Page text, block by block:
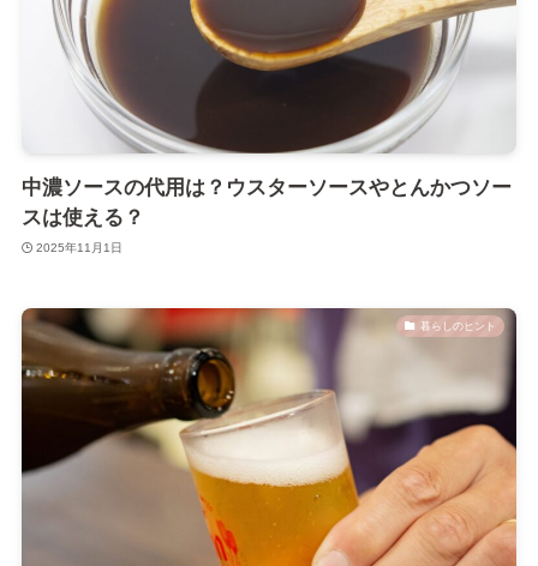
中濃ソースの代用は？ウスターソースやとんかつソー
スは使える？
2025年11月1日
暮らしのヒント